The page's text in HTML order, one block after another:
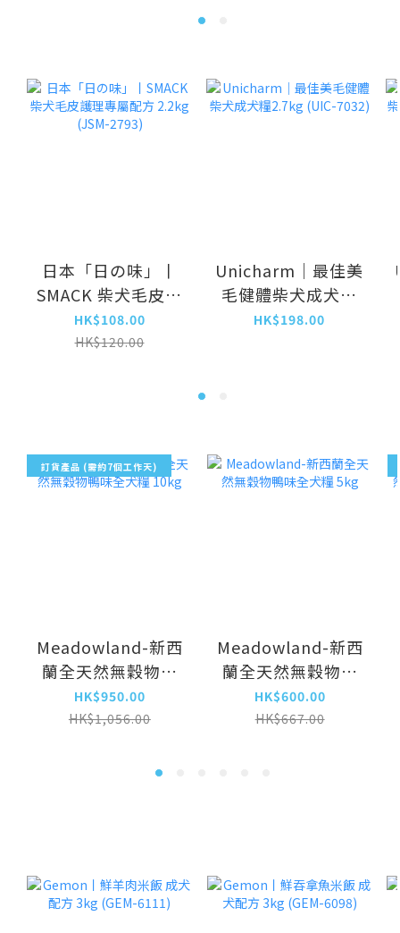
日本「日の味」丨
SMACK 柴犬毛皮護
理專屬配方 2.2kg
(JSM-2793)
HK$108.00
HK$120.00
Unicharm｜最佳美
毛健體柴犬成犬糧
2.7kg (UIC-7032)
HK$198.00
訂貨產品 (需約7個工作天)
Meadowland-新西
蘭全天然無穀物鴨
味全犬糧 10kg
HK$950.00
HK$1,056.00
Meadowland-新西
蘭全天然無穀物鴨
味全犬糧 5kg
HK$600.00
HK$667.00